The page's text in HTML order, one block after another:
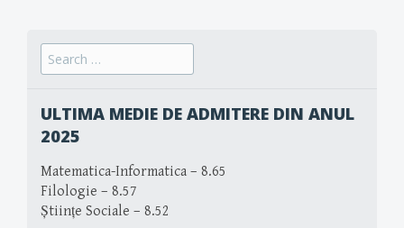
Search
for:
ULTIMA MEDIE DE ADMITERE DIN ANUL
2025
Matematica-Informatica – 8.65
Filologie – 8.57
Științe Sociale – 8.52